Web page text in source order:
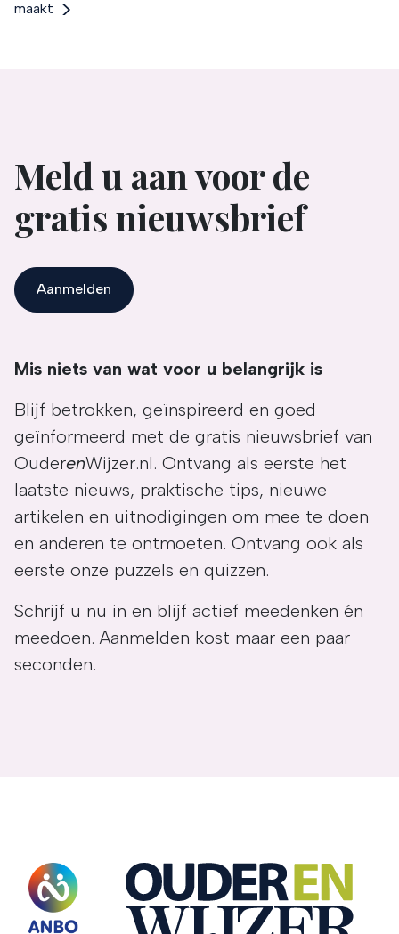
maakt
Meld u aan voor de
gratis nieuwsbrief
Aanmelden
Mis niets van wat voor u belangrijk is
Blijf betrokken, geïnspireerd en goed
geïnformeerd met de gratis nieuwsbrief van
OuderenWijzer.nl. Ontvang als eerste het
laatste nieuws, praktische tips, nieuwe
artikelen en uitnodigingen om mee te doen
en anderen te ontmoeten. Ontvang ook als
eerste onze puzzels en quizzen.
Schrijf u nu in en blijf actief meedenken én
meedoen. Aanmelden kost maar een paar
seconden.
OuderENwijzer